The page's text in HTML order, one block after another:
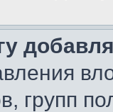
групп